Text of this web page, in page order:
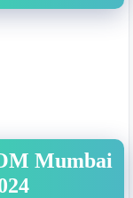
Mumbai